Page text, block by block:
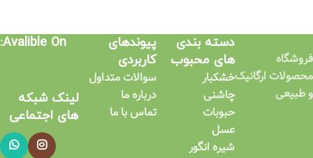
فروشگاه
محصولات ارگانیک
و طبیعی
دسته بندی
های محبوب
خشکبار
چاشنی
حبوبات
عسل
شیره انگور
پیوندهای
کاربردی​
سوالات متداول
درباره ما
تماس با ما
Avalible On:
لینک شبکه
های اجتماعی​